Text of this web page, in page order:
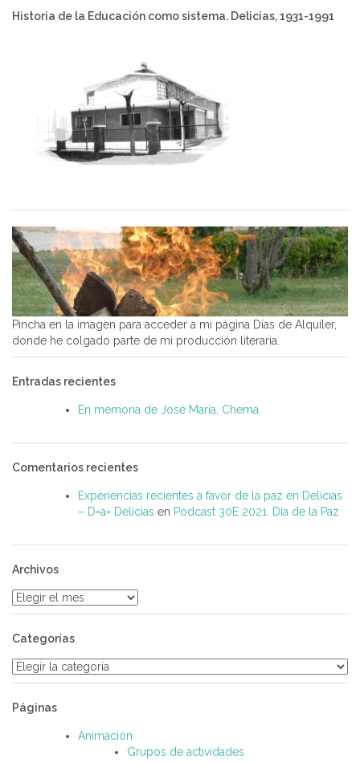
Historia de la Educación como sistema. Delicias, 1931-1991
Pincha en la imagen para acceder a mi página Días de Alquiler,
donde he colgado parte de mi producción literaria.
Entradas recientes
En memoria de José María, Chema
Comentarios recientes
Experiencias recientes a favor de la paz en Delicias
– D=a= Delicias en Podcast 30E 2021. Día de la Paz
Archivos
Archivos
Categorías
Categorías
Páginas
Animación
Grupos de actividades